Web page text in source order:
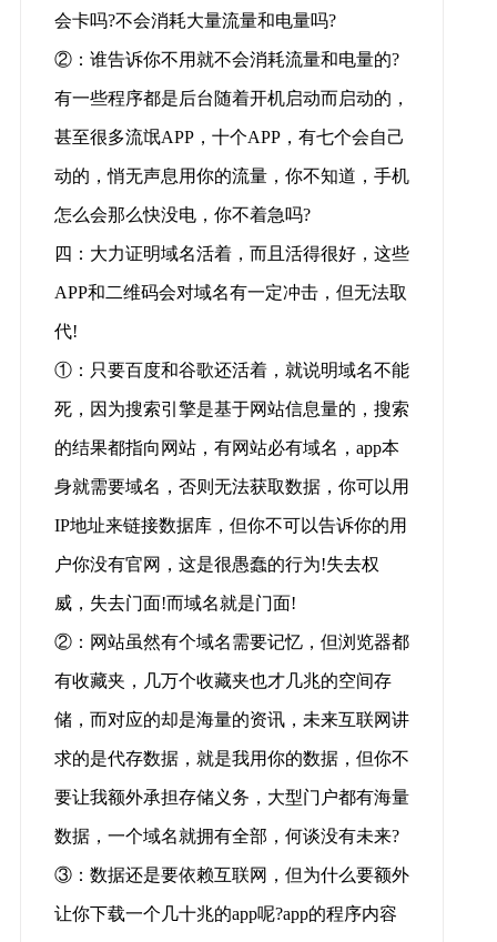
会卡吗?不会消耗大量流量和电量吗?
②：谁告诉你不用就不会消耗流量和电量的?
有一些程序都是后台随着开机启动而启动的，
甚至很多流氓APP，十个APP，有七个会自己
动的，悄无声息用你的流量，你不知道，手机
怎么会那么快没电，你不着急吗?
四：大力证明域名活着，而且活得很好，这些
APP和二维码会对域名有一定冲击，但无法取
代!
①：只要百度和谷歌还活着，就说明域名不能
死，因为搜索引擎是基于网站信息量的，搜索
的结果都指向网站，有网站必有域名，app本
身就需要域名，否则无法获取数据，你可以用
IP地址来链接数据库，但你不可以告诉你的用
户你没有官网，这是很愚蠢的行为!失去权
威，失去门面!而域名就是门面!
②：网站虽然有个域名需要记忆，但浏览器都
有收藏夹，几万个收藏夹也才几兆的空间存
储，而对应的却是海量的资讯，未来互联网讲
求的是代存数据，就是我用你的数据，但你不
要让我额外承担存储义务，大型门户都有海量
数据，一个域名就拥有全部，何谈没有未来?
③：数据还是要依赖互联网，但为什么要额外
让你下载一个几十兆的app呢?app的程序内容